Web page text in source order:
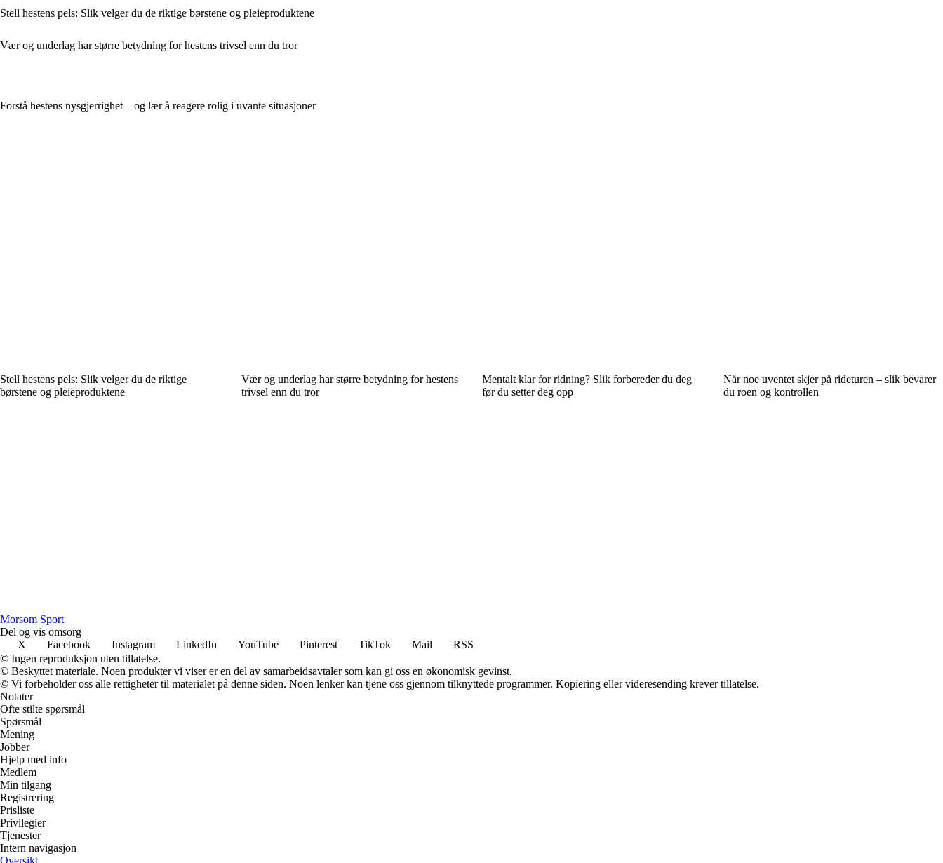
Stell hestens pels: Slik velger du de riktige børstene og pleieproduktene
Vær og underlag har større betydning for hestens trivsel enn du tror
Forstå hestens nysgjerrighet – og lær å reagere rolig i uvante situasjoner
Stell hestens pels: Slik velger du de riktige
børstene og pleieproduktene
Vær og underlag har større betydning for hestens
trivsel enn du tror
Mentalt klar for ridning? Slik forbereder du deg
før du setter deg opp
Når noe uventet skjer på rideturen – slik bevarer
du roen og kontrollen
Morsom Sport
Del og vis omsorg
X
Facebook Instagram LinkedIn YouTube Pinterest TikTok Mail
RSS
© Ingen reproduksjon uten tillatelse.
© Beskyttet materiale. Noen produkter vi viser er en del av samarbeidsavtaler som kan gi oss en økonomisk gevinst.
© Vi forbeholder oss alle rettigheter til materialet på denne siden. Noen lenker kan tjene oss gjennom tilknyttede programmer. Kopiering eller videresending krever tillatelse.
Notater
Ofte stilte spørsmål
Spørsmål
Mening
Jobber
Hjelp med info
Medlem
Min tilgang
Registrering
Prisliste
Privilegier
Tjenester
Intern navigasjon
Oversikt